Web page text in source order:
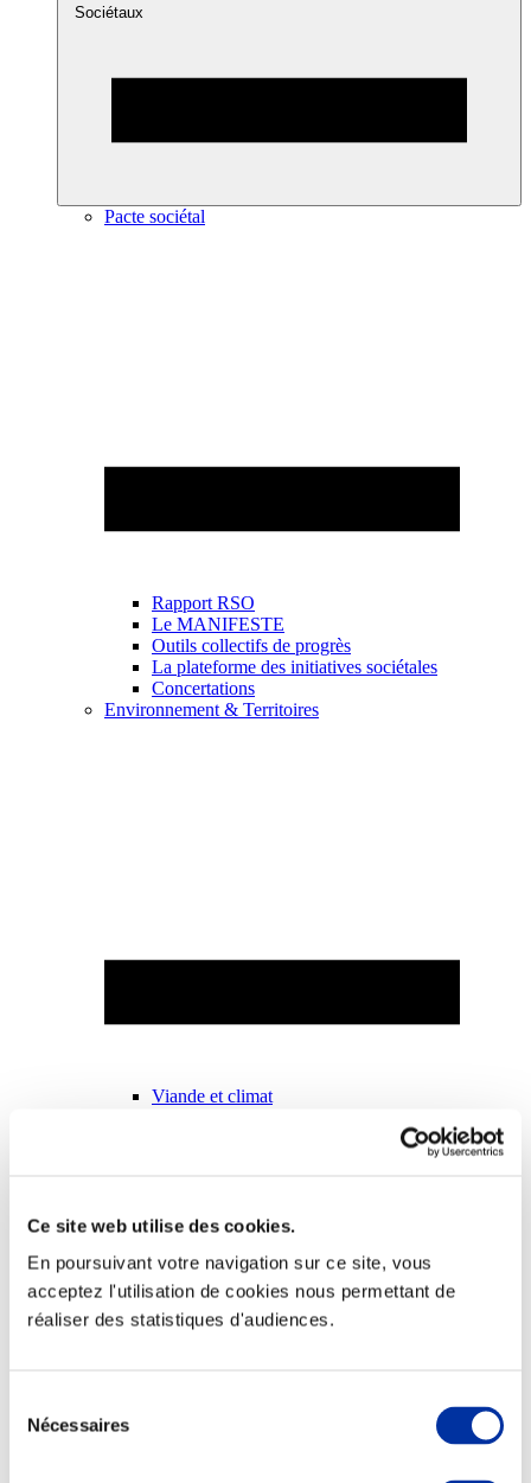
Ce site web utilise des cookies.
En poursuivant votre navigation sur ce site, vous
acceptez l'utilisation de cookies nous permettant de
réaliser des statistiques d'audiences.
Nécessaires
Sociétaux
Pacte sociétal
Rapport RSO
Le MANIFESTE
Outils collectifs de progrès
La plateforme des initiatives sociétales
Concertations
Environnement & Territoires
Viande et climat
Bien-être, Protection et Santé des animaux